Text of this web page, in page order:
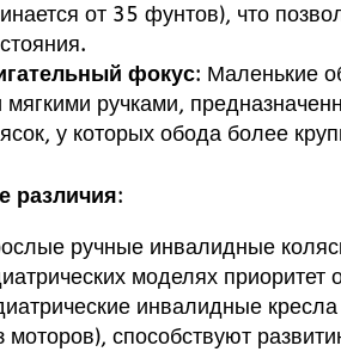
от 35 фунтов), что
фокус: Маленькие
мягкими ручками,
у которых обода более
различия:
ручные инвалидные
моделях
инвалидные
моторов), способствуют